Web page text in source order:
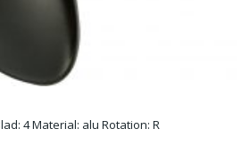
4 Material: alu Rotation: R